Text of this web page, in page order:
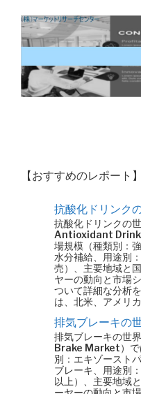
【おすすめのレポート】
抗酸化ドリンク
抗酸化ドリンクの
Antioxidant Drink
場規模（種類別：
水分補給、用途別
売）、主要地域と
ヤーの動向と市場
ついて詳細な分析
は、北米、アメリ
排気ブレーキの
排気ブレーキの世
Brake Market）で
別：エキゾースト
ブレーキ、用途別
以上）、主要地域